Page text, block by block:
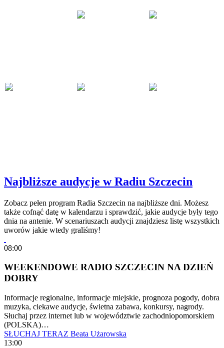
Najbliższe audycje w Radiu Szczecin
Zobacz pełen program Radia Szczecin na najbliższe dni. Możesz
także cofnąć datę w kalendarzu i sprawdzić, jakie audycje były tego
dnia na antenie. W scenariuszach audycji znajdziesz listę wszystkich
uworów jakie wtedy graliśmy!
08:00
WEEKENDOWE RADIO SZCZECIN NA DZIEŃ
DOBRY
Informacje regionalne, informacje miejskie, prognoza pogody, dobra
muzyka, ciekawe audycje, świetna zabawa, konkursy, nagrody.
Słuchaj przez internet lub w województwie zachodniopomorskiem
(POLSKA)…
SŁUCHAJ TERAZ Beata Użarowska
13:00